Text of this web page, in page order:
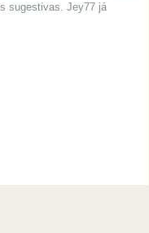
sugestivas. Jey77 já